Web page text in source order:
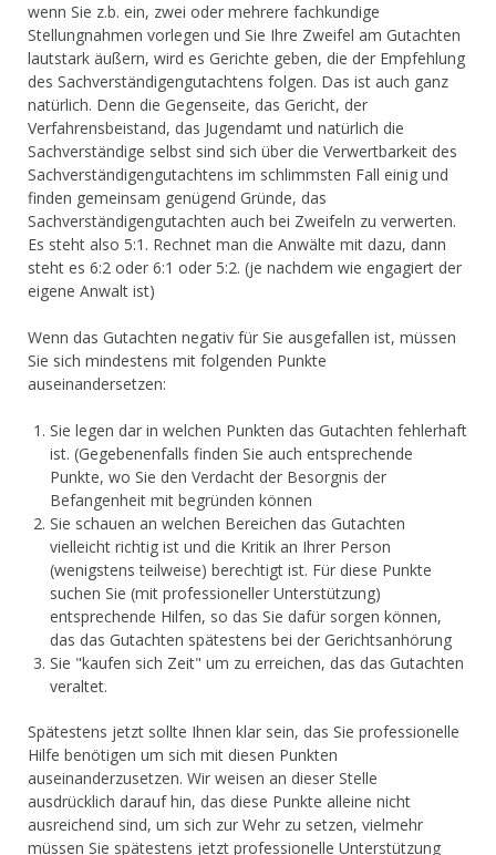
wenn Sie z.b. ein, zwei oder mehrere fachkundige
Stellungnahmen vorlegen und Sie Ihre Zweifel am Gutachten
lautstark äußern, wird es Gerichte geben, die der Empfehlung
des Sachverständigengutachtens folgen. Das ist auch ganz
natürlich. Denn die Gegenseite, das Gericht, der
Verfahrensbeistand, das Jugendamt und natürlich die
Sachverständige selbst sind sich über die Verwertbarkeit des
Sachverständigengutachtens im schlimmsten Fall einig und
finden gemeinsam genügend Gründe, das
Sachverständigengutachten auch bei Zweifeln zu verwerten.
Es steht also 5:1. Rechnet man die Anwälte mit dazu, dann
steht es 6:2 oder 6:1 oder 5:2. (je nachdem wie engagiert der
eigene Anwalt ist)
Wenn das Gutachten negativ für Sie ausgefallen ist, müssen
Sie sich mindestens mit folgenden Punkte
auseinandersetzen:
Sie legen dar in welchen Punkten das Gutachten fehlerhaft
ist. (Gegebenenfalls finden Sie auch entsprechende
Punkte, wo Sie den Verdacht der Besorgnis der
Befangenheit mit begründen können
Sie schauen an welchen Bereichen das Gutachten
vielleicht richtig ist und die Kritik an Ihrer Person
(wenigstens teilweise) berechtigt ist. Für diese Punkte
suchen Sie (mit professioneller Unterstützung)
entsprechende Hilfen, so das Sie dafür sorgen können,
das das Gutachten spätestens bei der Gerichtsanhörung
Sie "kaufen sich Zeit" um zu erreichen, das das Gutachten
veraltet.
Spätestens jetzt sollte Ihnen klar sein, das Sie professionelle
Hilfe benötigen um sich mit diesen Punkten
auseinanderzusetzen. Wir weisen an dieser Stelle
ausdrücklich darauf hin, das diese Punkte alleine nicht
ausreichend sind, um sich zur Wehr zu setzen, vielmehr
müssen Sie spätestens jetzt professionelle Unterstützung